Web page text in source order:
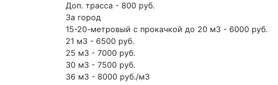
Доп. трасса - 800 руб.
За город
15-20-метровый с прокачкой до 20 м3 - 6000 руб.
21 м3 - 6500 руб.
25 м3 - 7000 руб.
30 м3 - 7500 руб.
36 м3 - 8000 руб./м3